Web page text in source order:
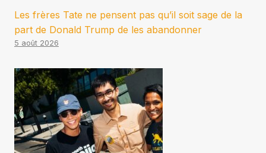
Les frères Tate ne pensent pas qu’il soit sage de la
part de Donald Trump de les abandonner
5 août 2026